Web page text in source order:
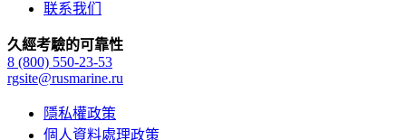
联系我们
久經考驗的可靠性
8 (800) 550-23-53
rgsite@rusmarine.ru
隱私權政策
個人資料處理政策